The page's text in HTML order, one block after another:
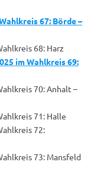
67: Börde –
68: Harz
im Wahlkreis69:
70: Anhalt –
71: Halle
72:
73: Mansfeld